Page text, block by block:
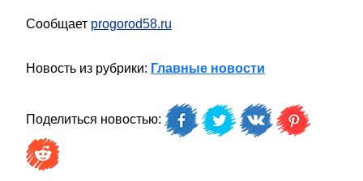
Сообщает progorod58.ru
Новость из рубрики: Главные новости
Поделиться новостью: